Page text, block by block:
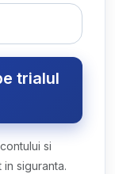
trialul
si
siguranta.